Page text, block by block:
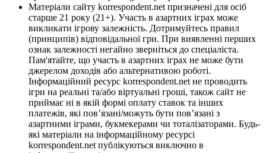
Матеріали сайту korrespondent.net призначені для осіб
старше 21 року (21+). Участь в азартних іграх може
викликати ігрову залежність. Дотримуйтесь правил
(принципів) відповідальної гри. При виявленні перших
ознак залежності негайно зверніться до спеціаліста.
Пам'ятайте, що участь в азартних іграх не може бути
джерелом доходів або альтернативою роботі.
Інформаційний ресурс korrespondent.net не проводить
ігри на реальні та/або віртуальні гроші, також сайт не
приймає ні в якій формі оплату ставок та інших
платежів, які пов’язані/можуть бути пов’язані з
азартними іграми, букмекерами чи тоталізаторами. Будь-
які матеріали на інформаційному ресурсі
korrespondent.net публікуються виключно в